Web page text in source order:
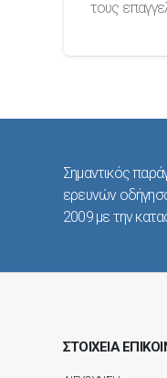
τους
Σημαντικός
ερευνών
2009 με την
ΣΤΟΙΧΕΙΑ